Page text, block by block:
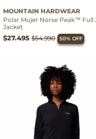
MOUNTAIN HARDWEAR
Polar Mujer Norse Peak™ Full
Jacket
$27.495 $54.990 50% OFF